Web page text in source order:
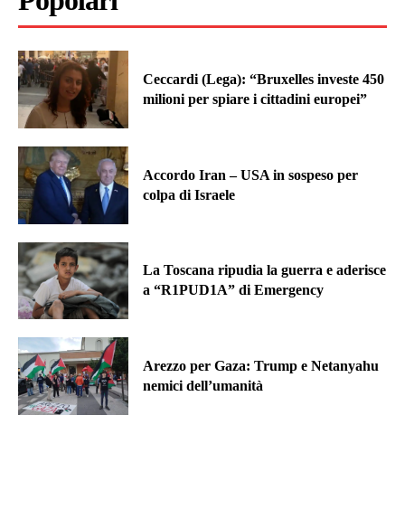
Ceccardi (Lega): “Bruxelles investe 450
milioni per spiare i cittadini europei”
Accordo Iran – USA in sospeso per
colpa di Israele
La Toscana ripudia la guerra e aderisce
a “R1PUD1A” di Emergency
Arezzo per Gaza: Trump e Netanyahu
nemici dell’umanità